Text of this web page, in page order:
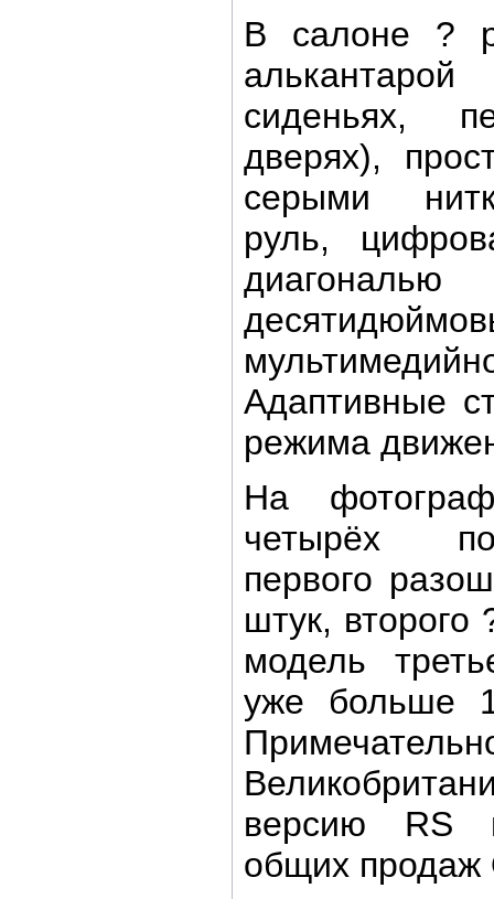
В салоне ?
сиденьях,
дверях),
серыми
руль,
Адаптивные
режима
На
четырёх
первого
штук,
модель
уже больше
версию RS
общих продаж